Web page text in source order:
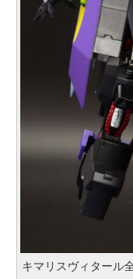
キマリスヴィタール